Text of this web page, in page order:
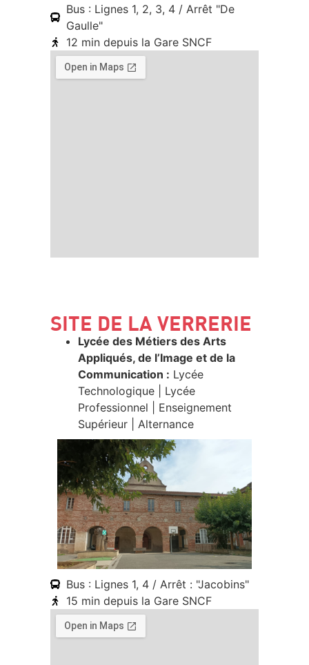
Bus : Lignes 1, 2, 3, 4 / Arrêt "De
Gaulle"
12 min depuis la Gare SNCF
SITE DE LA VERRERIE
Lycée des Métiers des Arts
Appliqués, de l’Image et de la
Communication : Lycée
Technologique | Lycée
Professionnel | Enseignement
Supérieur | Alternance
Bus : Lignes 1, 4 / Arrêt : "Jacobins"
15 min depuis la Gare SNCF